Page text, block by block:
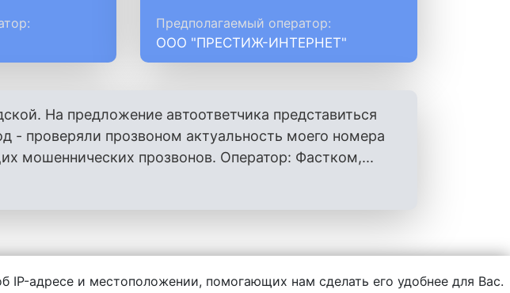
Предполагаемый оператор:
ООО "ПРЕСТИЖ-ИНТЕРНЕТ"
На предложение автоответчика представиться
- проверяли прозвоном актуальность моего номера
мошеннических прозвонов. Оператор: Фастком,...
любой другой информации, написанной пользователями.
IP-адресе и местоположении, помогающих нам сделать его удобнее для Вас.